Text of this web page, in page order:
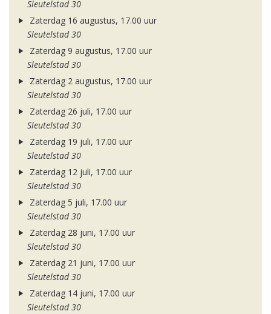
Sleutelstad 30
Zaterdag 16 augustus, 17.00 uur
Sleutelstad 30
Zaterdag 9 augustus, 17.00 uur
Sleutelstad 30
Zaterdag 2 augustus, 17.00 uur
Sleutelstad 30
Zaterdag 26 juli, 17.00 uur
Sleutelstad 30
Zaterdag 19 juli, 17.00 uur
Sleutelstad 30
Zaterdag 12 juli, 17.00 uur
Sleutelstad 30
Zaterdag 5 juli, 17.00 uur
Sleutelstad 30
Zaterdag 28 juni, 17.00 uur
Sleutelstad 30
Zaterdag 21 juni, 17.00 uur
Sleutelstad 30
Zaterdag 14 juni, 17.00 uur
Sleutelstad 30